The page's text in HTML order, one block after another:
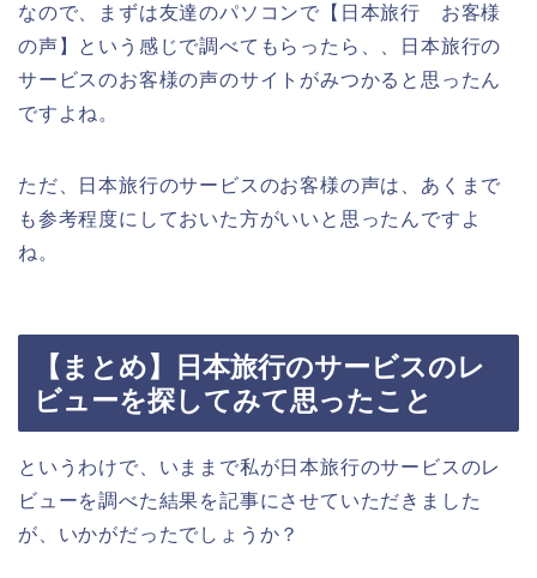
なので、まずは友達のパソコンで【日本旅行 お客様
の声】という感じで調べてもらったら、、日本旅行の
サービスのお客様の声のサイトがみつかると思ったん
ですよね。
ただ、日本旅行のサービスのお客様の声は、あくまで
も参考程度にしておいた方がいいと思ったんですよ
ね。
【まとめ】日本旅行のサービスのレ
ビューを探してみて思ったこと
というわけで、いままで私が日本旅行のサービスのレ
ビューを調べた結果を記事にさせていただきました
が、いかがだったでしょうか？